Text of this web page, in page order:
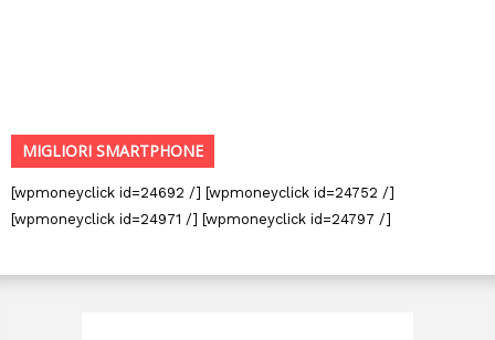
MIGLIORI SMARTPHONE
[wpmoneyclick id=24692 /] [wpmoneyclick id=24752 /]
[wpmoneyclick id=24971 /] [wpmoneyclick id=24797 /]